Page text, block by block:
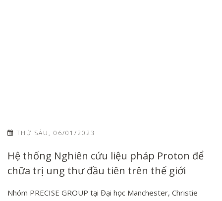
THỨ SÁU, 06/01/2023
Hệ thống Nghiên cứu liệu pháp Proton để
chữa trị ung thư đầu tiên trên thế giới
Nhóm PRECISE GROUP tại Đại học Manchester, Christie